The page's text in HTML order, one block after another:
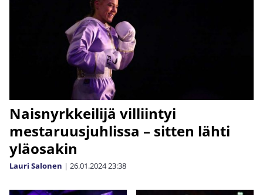
Naisnyrkkeilijä villiintyi
mestaruusjuhlissa – sitten lähti
yläosakin
Lauri Salonen | 26.01.202423:38